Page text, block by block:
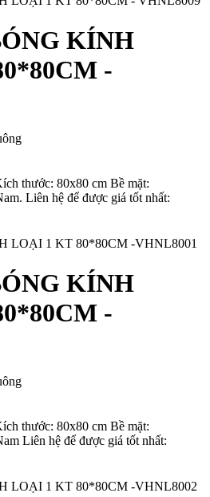
KÍNH
-
thước: 80x80 cm Bề mặt:
Liên hệ để được giá tốt nhất:
KÍNH
-
thước: 80x80 cm Bề mặt:
Liên hệ để được giá tốt nhất: